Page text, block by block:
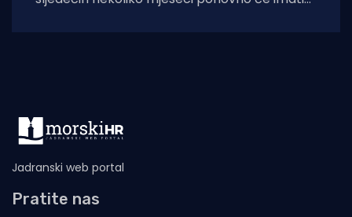
Jadranski web portal
Pratite nas